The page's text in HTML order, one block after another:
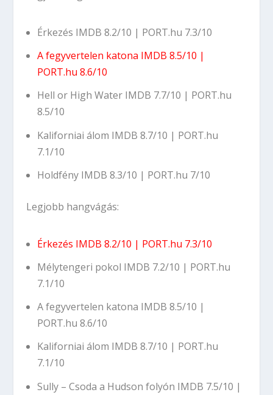
Érkezés IMDB 8.2/10 | PORT.hu 7.3/10
A fegyvertelen katona IMDB 8.5/10 |
PORT.hu 8.6/10
Hell or High Water IMDB 7.7/10 | PORT.hu
8.5/10
Kaliforniai álom IMDB 8.7/10 | PORT.hu
7.1/10
Holdfény IMDB 8.3/10 | PORT.hu 7/10
Legjobb hangvágás:
Érkezés IMDB 8.2/10 | PORT.hu 7.3/10
Mélytengeri pokol IMDB 7.2/10 | PORT.hu
7.1/10
A fegyvertelen katona IMDB 8.5/10 |
PORT.hu 8.6/10
Kaliforniai álom IMDB 8.7/10 | PORT.hu
7.1/10
Sully – Csoda a Hudson folyón IMDB 7.5/10 |